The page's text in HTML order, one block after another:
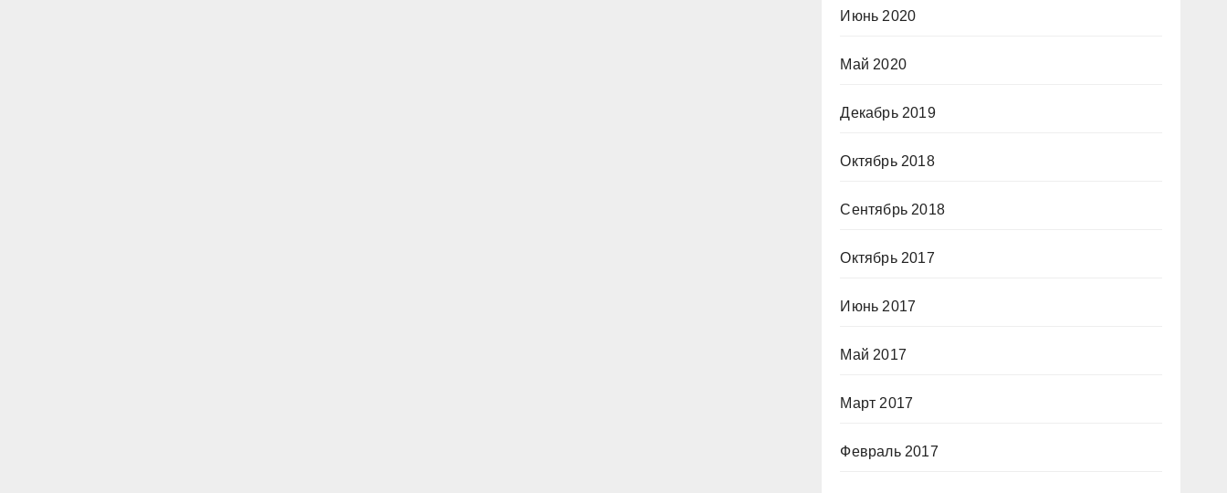
Июнь 2020
Май 2020
Декабрь 2019
Октябрь 2018
Сентябрь 2018
Октябрь 2017
Июнь 2017
Май 2017
Март 2017
Февраль 2017